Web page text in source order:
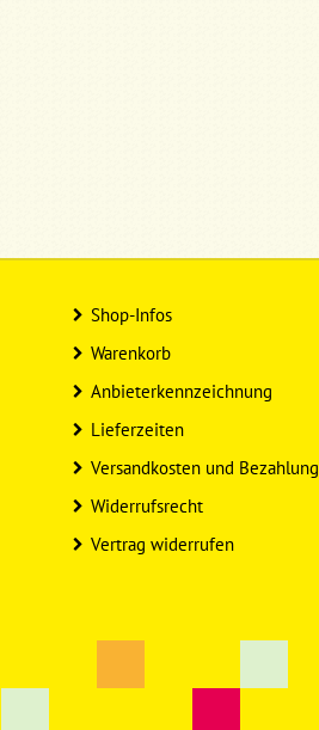
Shop-Infos
Warenkorb
Anbieterkennzeichnung
Lieferzeiten
Versandkosten und Bezahlung
Widerrufsrecht
Vertrag widerrufen